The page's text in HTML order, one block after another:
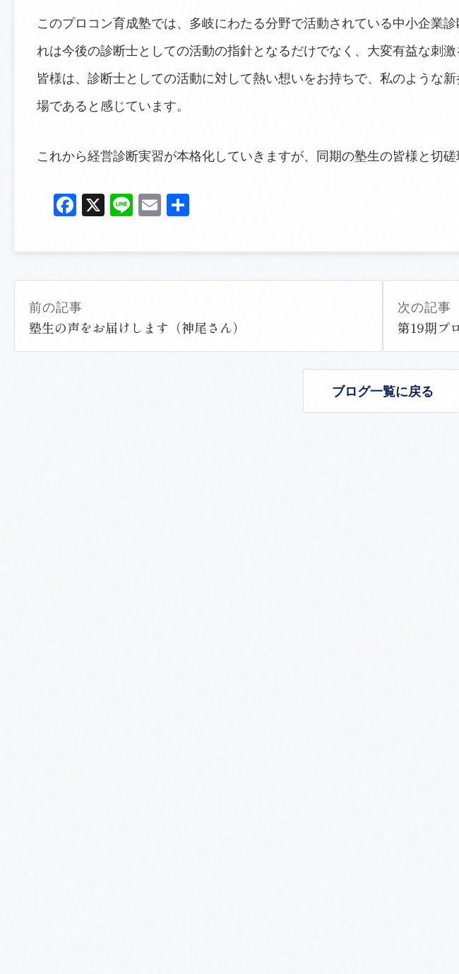
このプロコン育成塾では、多岐にわたる分野で活動されている中小企業
れは今後の診断士としての活動の指針となるだけでなく、大変有益な刺
皆様は、診断士としての活動に対して熱い想いをお持ちで、私のような
場であると感じています。
これから経営診断実習が本格化していきますが、同期の塾生の皆様と切
Facebook
X LineEmail
前の記事
塾生の声をお届けします（神尾さん）
次の記事
第19期プ
ブログ一覧に戻る